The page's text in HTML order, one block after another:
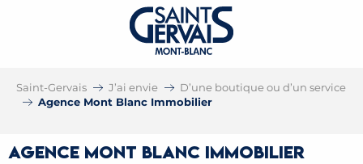
Saint-Gervais J’ai envie
D’une boutique ou d’un service
Agence Mont Blanc Immobilier
Agence Mont Blanc Immobilier